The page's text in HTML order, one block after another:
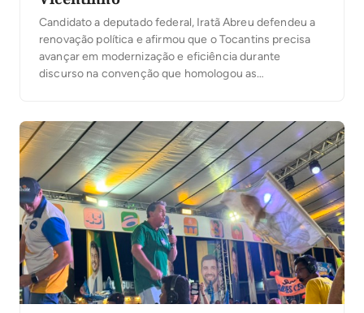
Candidato a deputado federal, Iratã Abreu defendeu a
renovação política e afirmou que o Tocantins precisa
avançar em modernização e eficiência durante
discurso na convenção que homologou as
Alexandre Guimarães ao Senado, na noite desta
quarta-feira, 5, em Palmas. Ao […]